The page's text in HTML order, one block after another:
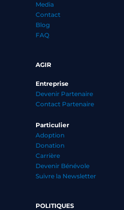
Media
Contact
Blog
FAQ
AGIR
Entreprise
Devenir Partenaire
Contact Partenaire
Particulier
Adoption
Donation
Carrière
Devenir Bénévole
Suivre la Newsletter
POLITIQUES